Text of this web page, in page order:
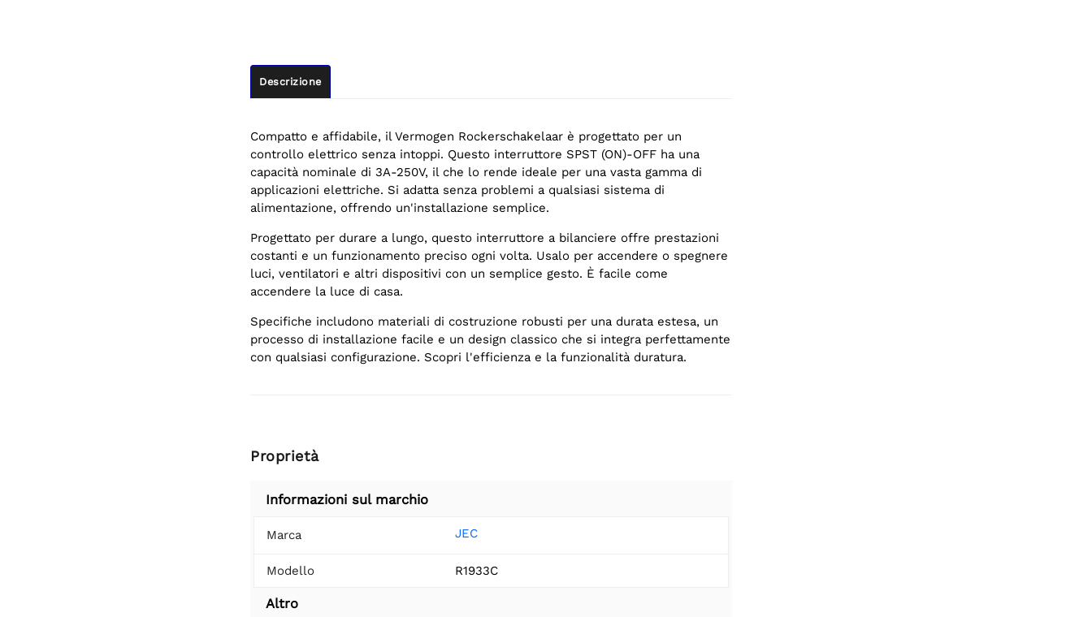
Descrizione
Compatto e affidabile, il Vermogen Rockerschakelaar è progettato per un
controllo elettrico senza intoppi. Questo interruttore SPST (ON)-OFF ha una
capacità nominale di 3A-250V, il che lo rende ideale per una vasta gamma di
applicazioni elettriche. Si adatta senza problemi a qualsiasi sistema di
alimentazione, offrendo un'installazione semplice.
Progettato per durare a lungo, questo interruttore a bilanciere offre prestazioni
costanti e un funzionamento preciso ogni volta. Usalo per accendere o spegnere
luci, ventilatori e altri dispositivi con un semplice gesto. È facile come
accendere la luce di casa.
Specifiche includono materiali di costruzione robusti per una durata estesa, un
processo di installazione facile e un design classico che si integra perfettamente
con qualsiasi configurazione. Scopri l'efficienza e la funzionalità duratura.
Proprietà
Informazioni sul marchio
Marca JEC
Modello R1933C
Altro